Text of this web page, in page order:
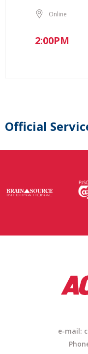
Online
2:00PM
Official
e-mail: